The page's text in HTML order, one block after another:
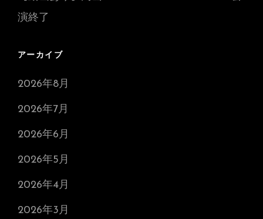
演終了
アーカイブ
2026年8月
2026年7月
2026年6月
2026年5月
2026年4月
2026年3月